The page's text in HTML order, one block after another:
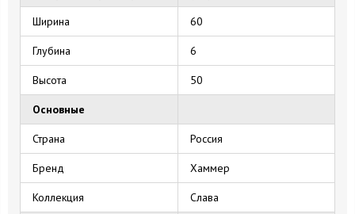
Ширина 60
Глубина 6
Высота 50
Основные
Страна Россия
Бренд Хаммер
Коллекция Слава